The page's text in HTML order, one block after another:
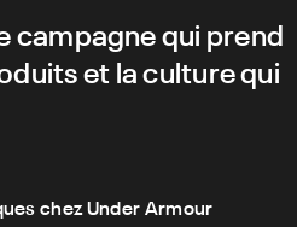
campagne qui prend
et la culture qui
chez Under Armour